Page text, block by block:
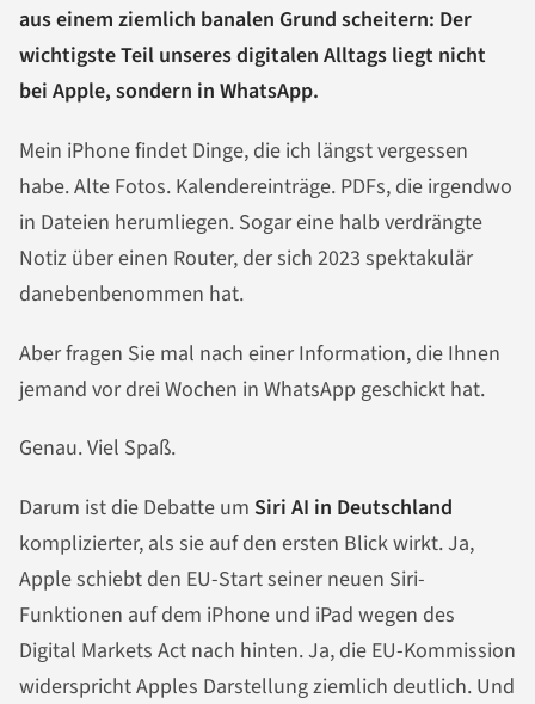
aus einem ziemlich banalen Grund scheitern: Der
wichtigste Teil unseres digitalen Alltags liegt nicht
bei Apple, sondern in WhatsApp.
Mein iPhone findet Dinge, die ich längst vergessen
habe. Alte Fotos. Kalendereinträge. PDFs, die irgendwo
in Dateien herumliegen. Sogar eine halb verdrängte
Notiz über einen Router, der sich 2023 spektakulär
danebenbenommen hat.
Aber fragen Sie mal nach einer Information, die Ihnen
jemand vor drei Wochen in WhatsApp geschickt hat.
Genau. Viel Spaß.
Darum ist die Debatte um Siri AI in Deutschland
komplizierter, als sie auf den ersten Blick wirkt. Ja,
Apple schiebt den EU-Start seiner neuen Siri-
Funktionen auf dem iPhone und iPad wegen des
Digital Markets Act nach hinten. Ja, die EU-Kommission
widerspricht Apples Darstellung ziemlich deutlich. Und